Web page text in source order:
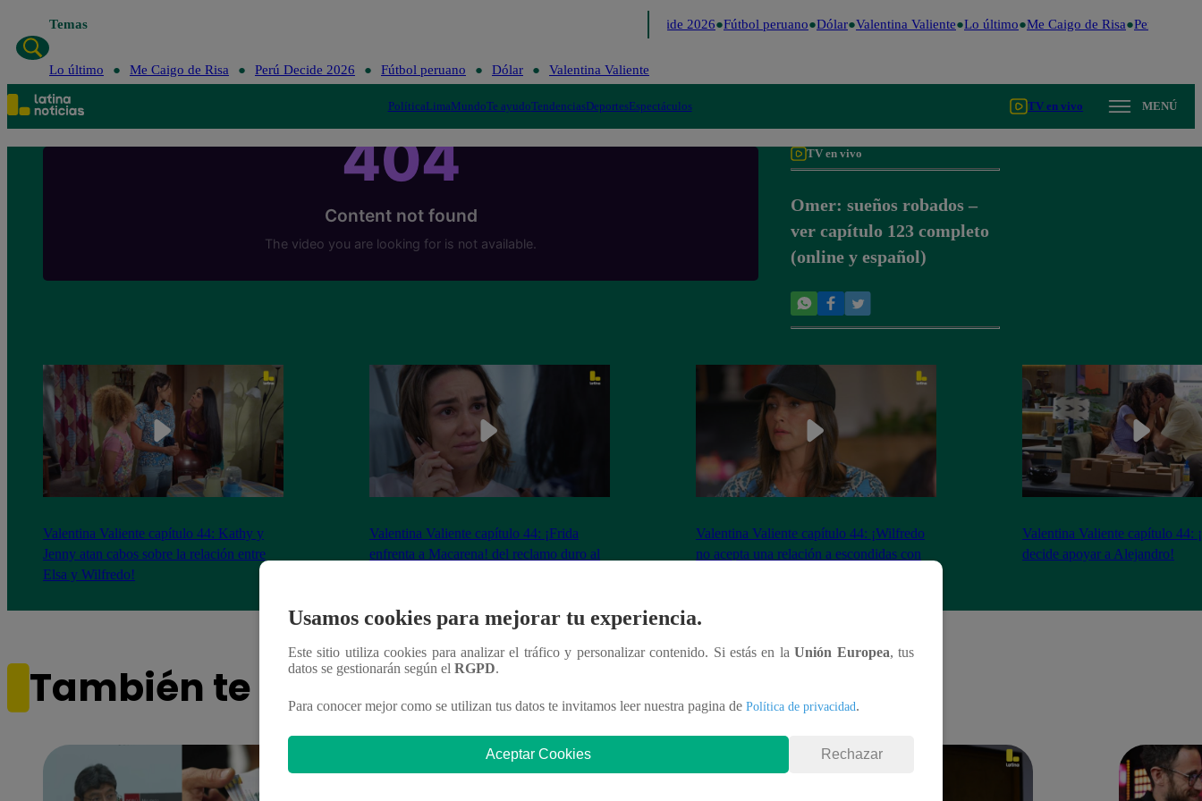
Temas Perú Decide 2026 Fútbol peruano Dólar Valentina Valiente Lo último Me Caigo de Risa Perú Decide
Lo último Me Caigo de Risa Perú Decide 2026 Fútbol peruano Dólar Valentina Valiente
PolíticaLimaMundoTe ayudoTendenciasDeportesEspectáculos TV en vivo MENÚ
TV en vivo
Omer: sueños robados –
ver capítulo 123 completo
(online y español)
Valentina Valiente capítulo 44: Kathy y
Jenny atan cabos sobre la relación entre
Elsa y Wilfredo!
Valentina Valiente capítulo 44: ¡Frida
enfrenta a Macarena! del reclamo duro al
Valentina Valiente capítulo 44: ¡Wilfredo
no acepta una relación a escondidas con
Valentina Valiente capítulo 44:
decide apoyar a Alejandro!
También te puede interesar
Usamos cookies para mejorar tu experiencia.
Este sitio utiliza cookies para analizar el tráfico y personalizar contenido. Si estás en laUnión Europea, tus
datos se gestionarán según el RGPD.
Para conocer mejor como se utilizan tus datos te invitamos leer nuestra pagina de Política de privacidad.
Aceptar Cookies Rechazar